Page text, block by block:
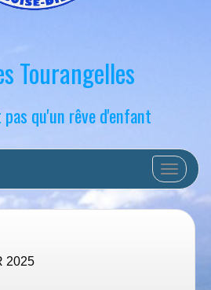
Tourangelles
pas qu'un rêve d'enfant
Afficher/
2025